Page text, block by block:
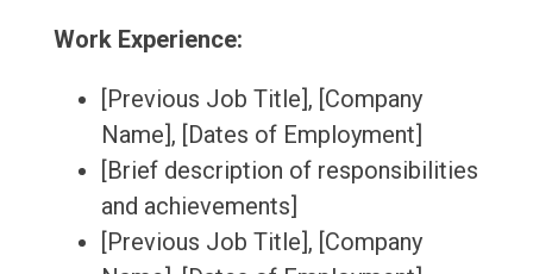
Work Experience:
[Previous Job Title], [Company
Name], [Dates of Employment]
[Brief description of responsibilities
and achievements]
[Previous Job Title], [Company